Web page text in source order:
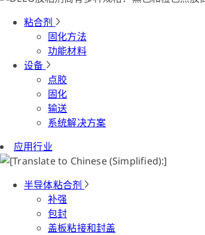
粘合剂
固化方法
功能材料
设备
点胶
固化
输送
系统解决方案
应用行业
半导体粘合剂
补强
包封
盖板粘接和封盖